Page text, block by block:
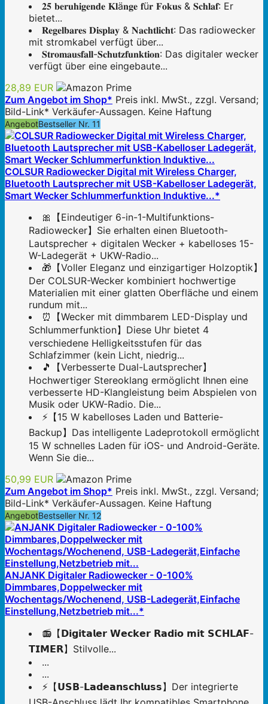
𝟐𝟓 𝐛𝐞𝐫𝐮𝐡𝐢𝐠𝐞𝐧𝐝𝐞 𝐊𝐥ä𝐧𝐠𝐞 𝐟ü𝐫 𝐅𝐨𝐤𝐮𝐬 & 𝐒𝐜𝐡𝐥𝐚𝐟: Er
bietet...
𝐑𝐞𝐠𝐞𝐥𝐛𝐚𝐫𝐞𝐬 𝐃𝐢𝐬𝐩𝐥𝐚𝐲 & 𝐍𝐚𝐜𝐡𝐭𝐥𝐢𝐜𝐡𝐭: Das radiowecker
mit stromkabel verfügt über...
𝐒𝐭𝐫𝐨𝐦𝐚𝐮𝐬𝐟𝐚𝐥𝐥-𝐒𝐜𝐡𝐮𝐭𝐳𝐟𝐮𝐧𝐤𝐭𝐢𝐨𝐧: Das digitaler wecker
verfügt über eine eingebaute...
28,89 EUR
Zum Angebot im Shop* Preis inkl. MwSt., zzgl. Versand;
Bild-Link* Verkäufer-Aussagen. Keine Haftung
AngebotBestseller Nr. 11
COLSUR Radiowecker Digital mit Wireless Charger,
Bluetooth Lautsprecher mit USB-Kabelloser Ladegerät,
Smart Wecker Schlummerfunktion Induktive...*
🎀【Eindeutiger 6-in-1-Multifunktions-
Radiowecker】Sie erhalten einen Bluetooth-
Lautsprecher + digitalen Wecker + kabelloses 15-
W-Ladegerät + UKW-Radio...
🎁【Voller Eleganz und einzigartiger Holzoptik】
Der COLSUR-Wecker kombiniert hochwertige
Materialien mit einer glatten Oberfläche und einem
rundum mit...
⏰【Wecker mit dimmbarem LED-Display und
Schlummerfunktion】Diese Uhr bietet 4
verschiedene Helligkeitsstufen für das
Schlafzimmer (kein Licht, niedrig...
🎵【Verbesserte Dual-Lautsprecher】
Hochwertiger Stereoklang ermöglicht Ihnen eine
verbesserte HD-Klangleistung beim Abspielen von
Musik oder UKW-Radio. Die...
⚡【15 W kabelloses Laden und Batterie-
Backup】Das intelligente Ladeprotokoll ermöglicht
15 W schnelles Laden für iOS- und Android-Geräte.
Wenn Sie die...
50,99 EUR
Zum Angebot im Shop* Preis inkl. MwSt., zzgl. Versand;
Bild-Link* Verkäufer-Aussagen. Keine Haftung
AngebotBestseller Nr. 12
ANJANK Digitaler Radiowecker - 0-100%
Dimmbares,Doppelwecker mit
Wochentags/Wochenend, USB-Ladegerät,Einfache
Einstellung,Netzbetrieb mit...*
📻【𝗗𝗶𝗴𝗶𝘁𝗮𝗹𝗲𝗿 𝗪𝗲𝗰𝗸𝗲𝗿 𝗥𝗮𝗱𝗶𝗼 𝗺𝗶𝘁 𝗦𝗖𝗛𝗟𝗔𝗙-
𝗧𝗜𝗠𝗘𝗥】Stilvolle...
...
...
⚡【𝗨𝗦𝗕-𝗟𝗮𝗱𝗲𝗮𝗻𝘀𝗰𝗵𝗹𝘂𝘀𝘀】Der integrierte